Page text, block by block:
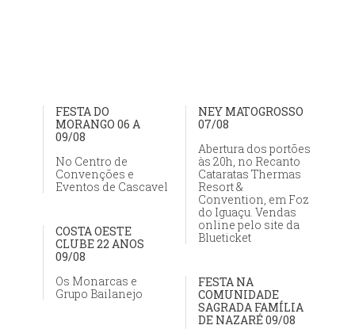
FESTA DO
MORANGO 06 A
09/08
No Centro de
Convenções e
Eventos de Cascavel
NEY MATOGROSSO
07/08
Abertura dos portões
às 20h, no Recanto
Cataratas Thermas
Resort &
Convention, em Foz
do Iguaçu. Vendas
online pelo site da
Blueticket
COSTA OESTE
CLUBE 22 ANOS
09/08
Os Monarcas e
Grupo Bailanejo
FESTA NA
COMUNIDADE
SAGRADA FAMÍLIA
DE NAZARÉ 09/08